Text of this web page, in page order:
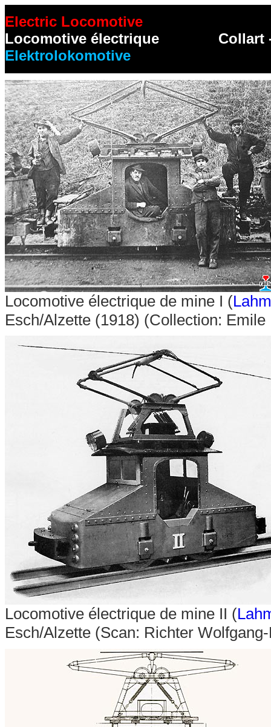
Electric Locomotive
Locomotive électrique
Elektrolokomotive
Collart
Locomotive électrique de mine I (
Esch/Alzette (1918) (Collection: Emile
Locomotive électrique de mine II (
Esch/Alzette (Scan: Richter